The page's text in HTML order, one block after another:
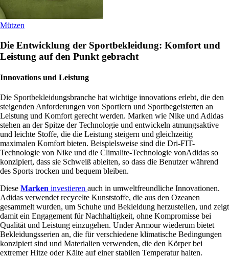
Mützen
Die Entwicklung der Sportbekleidung: Komfort und
Leistung auf den Punkt gebracht
Innovations und Leistung
Die Sportbekleidungsbranche hat wichtige innovations erlebt, die den
steigenden Anforderungen von Sportlern und Sportbegeisterten an
Leistung und Komfort gerecht werden. Marken wie Nike und Adidas
stehen an der Spitze der Technologie und entwickeln atmungsaktive
und leichte Stoffe, die die Leistung steigern und gleichzeitig
maximalen Komfort bieten. Beispielsweise sind die Dri-FIT-
Technologie von Nike und die Climalite-Technologie vonAdidas so
konzipiert, dass sie Schweiß ableiten, so dass die Benutzer während
des Sports trocken und bequem bleiben.
Diese Marken investieren auch in umweltfreundliche Innovationen.
Adidas verwendet recycelte Kunststoffe, die aus den Ozeanen
gesammelt wurden, um Schuhe und Bekleidung herzustellen, und zeigt
damit ein Engagement für Nachhaltigkeit, ohne Kompromisse bei
Qualität und Leistung einzugehen. Under Armour wiederum bietet
Bekleidungsserien an, die für verschiedene klimatische Bedingungen
konzipiert sind und Materialien verwenden, die den Körper bei
extremer Hitze oder Kälte auf einer stabilen Temperatur halten.